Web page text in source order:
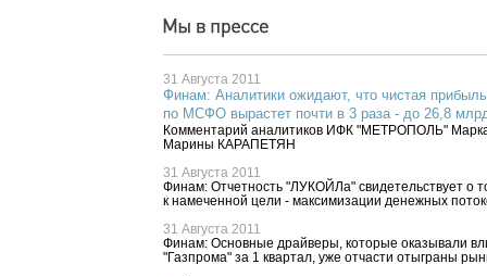
31 Августа 2011
Финам: Аналитики ожидают, что чистая
по МСФО вырастет почти в 3 раза - до 26,8
Комментарий аналитиков ИФК "МЕТРОПОЛЬ"
Марины КАРАПЕТЯН
31 Августа 2011
Финам: Отчетность "ЛУКОЙЛа" свидетельствует о
к намеченной цели - максимизации денежных
31 Августа 2011
Финам: Основные драйверы, которые оказывали
"Газпрома" за 1 квартал, уже отчасти отыграны